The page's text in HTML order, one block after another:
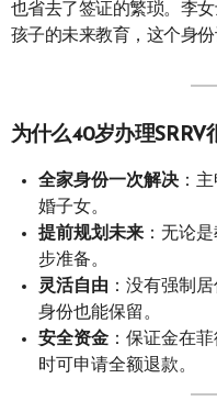
也省去了签证的繁琐。李
孩子的未来教育，这个身份
为什么40岁办理SRRV
全家身份一次解决 ：
婚子女。
提前规划未来 ：无论
步准备。
灵活自由 ：没有强制
身份也能保留。
安全资金 ：保证金在
时可申请全额退款。